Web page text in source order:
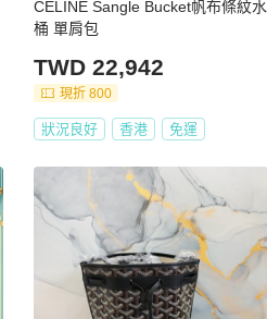
CELINE Sangle Bucket帆布條紋水
桶 單肩包
TWD 22,942
現折 800
狀況良好 香港 免運